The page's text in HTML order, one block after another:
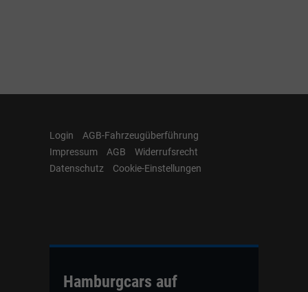
Login
AGB-Fahrzeugüberführung
Impressum
AGB
Widerrufsrecht
Datenschutz
Cookie-Einstellungen
Hamburgcars auf